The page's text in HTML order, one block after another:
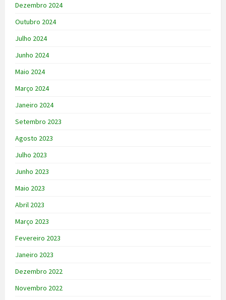
Dezembro 2024
Outubro 2024
Julho 2024
Junho 2024
Maio 2024
Março 2024
Janeiro 2024
Setembro 2023
Agosto 2023
Julho 2023
Junho 2023
Maio 2023
Abril 2023
Março 2023
Fevereiro 2023
Janeiro 2023
Dezembro 2022
Novembro 2022